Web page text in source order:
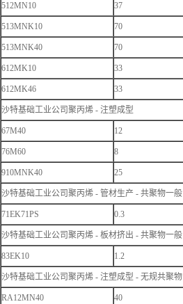
512MN10 37
513MNK10 70
513MNK40 70
612MK10 33
612MK46 33
沙特基础工业公司聚丙烯 - 注塑成型
67M40 12
76M60 8
910MNK40 25
沙特基础工业公司聚丙烯 - 管材生产 - 共聚物一般
71EK71PS 0.3
沙特基础工业公司聚丙烯 - 板材挤出 - 共聚物一般
83EK10 1.2
沙特基础工业公司聚丙烯 - 注塑成型 - 无规共聚物
RA12MN40 40